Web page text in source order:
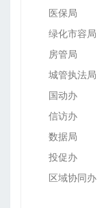
医保局
绿化市容局
房管局
城管执法局
国动办
信访办
数据局
投促办
区域协同办